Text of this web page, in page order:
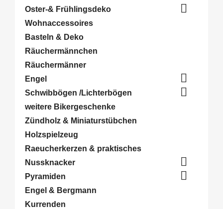
Oster-& Frühlingsdeko

Wohnaccessoires
Basteln & Deko
Räuchermännchen
Räuchermänner
Engel

Schwibbögen /Lichterbögen 
weitere Bikergeschenke
Zündholz & Miniaturstübchen
Holzspielzeug
Raeucherkerzen & praktisches
Nussknacker

Pyramiden 
Engel & Bergmann
Kurrenden